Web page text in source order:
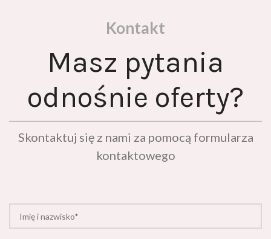
Kontakt
Masz pytania
odnośnie oferty?
Skontaktuj się z nami za pomocą formularza
kontaktowego